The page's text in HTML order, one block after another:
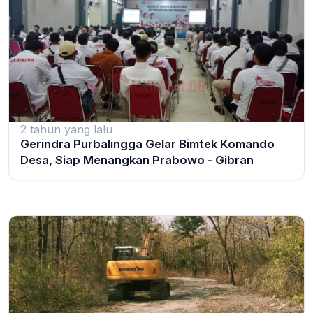
2 tahun yang lalu
Gerindra Purbalingga Gelar Bimtek Komando
Desa, Siap Menangkan Prabowo - Gibran